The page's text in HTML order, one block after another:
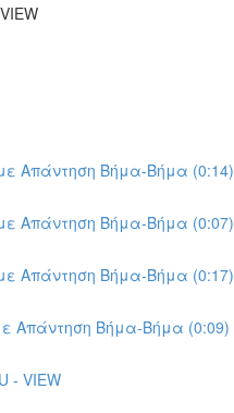
Απάντηση Βήμα-Βήμα (0:14)
Απάντηση Βήμα-Βήμα (0:07)
Απάντηση Βήμα-Βήμα (0:17)
Απάντηση Βήμα-Βήμα (0:09)
- VIEW